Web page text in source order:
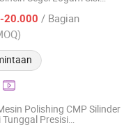
20.000 / Bagian
mulai 2018
Polishing CMP Silinder
Tunggal Presisi
Co.,Ltd.